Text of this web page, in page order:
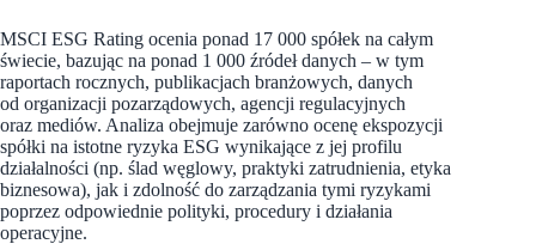
MSCI ESG Rating ocenia ponad 17 000 spółek na całym
świecie, bazując na ponad 1 000 źródeł danych – w tym
raportach rocznych, publikacjach branżowych, danych
od organizacji pozarządowych, agencji regulacyjnych
oraz mediów. Analiza obejmuje zarówno ocenę ekspozycji
spółki na istotne ryzyka ESG wynikające z jej profilu
działalności (np. ślad węglowy, praktyki zatrudnienia, etyka
biznesowa), jak i zdolność do zarządzania tymi ryzykami
poprzez odpowiednie polityki, procedury i działania
operacyjne.